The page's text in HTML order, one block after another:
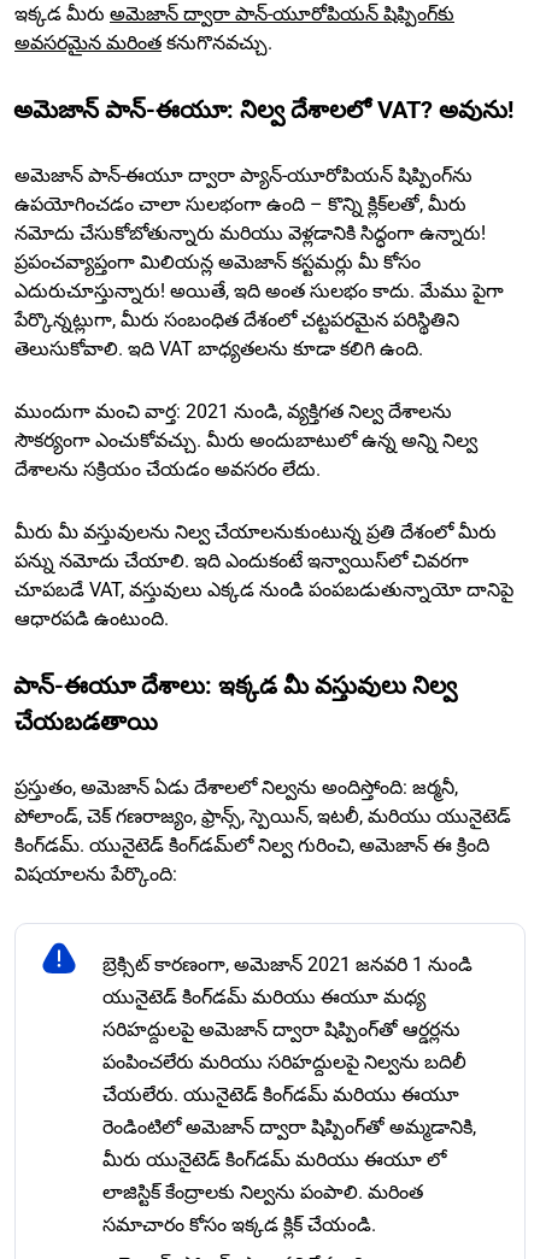
ఇక్కడ మీరు అమెజాన్ ద్వారా పాన్-యూరోపియన్ షిప్పింగ్‌కు
అవసరమైన మరింత కనుగొనవచ్చు.
అమెజాన్ పాన్-ఈయూ: నిల్వ దేశాలలో VAT? అవును!
అమెజాన్ పాన్-ఈయూ ద్వారా ప్యాన్-యూరోపియన్ షిప్పింగ్‌ను
ఉపయోగించడం చాలా సులభంగా ఉంది – కొన్ని క్లిక్‌లతో, మీరు
నమోదు చేసుకోబోతున్నారు మరియు వెళ్లడానికి సిద్ధంగా ఉన్నారు!
ప్రపంచవ్యాప్తంగా మిలియన్ల అమెజాన్ కస్టమర్లు మీ కోసం
ఎదురుచూస్తున్నారు! అయితే, ఇది అంత సులభం కాదు. మేము పైగా
పేర్కొన్నట్లుగా, మీరు సంబంధిత దేశంలో చట్టపరమైన పరిస్థితిని
తెలుసుకోవాలి. ఇది VAT బాధ్యతలను కూడా కలిగి ఉంది.
ముందుగా మంచి వార్త: 2021 నుండి, వ్యక్తిగత నిల్వ దేశాలను
సౌకర్యంగా ఎంచుకోవచ్చు. మీరు అందుబాటులో ఉన్న అన్ని నిల్వ
దేశాలను సక్రియం చేయడం అవసరం లేదు.
మీరు మీ వస్తువులను నిల్వ చేయాలనుకుంటున్న ప్రతి దేశంలో మీరు
పన్ను నమోదు చేయాలి. ఇది ఎందుకంటే ఇన్వాయిస్‌లో చివరగా
చూపబడే VAT, వస్తువులు ఎక్కడ నుండి పంపబడుతున్నాయో దానిపై
ఆధారపడి ఉంటుంది.
పాన్-ఈయూ దేశాలు: ఇక్కడ మీ వస్తువులు నిల్వ
చేయబడతాయి
ప్రస్తుతం, అమెజాన్ ఏడు దేశాలలో నిల్వను అందిస్తోంది: జర్మనీ,
పోలాండ్, చెక్ గణరాజ్యం, ఫ్రాన్స్, స్పెయిన్, ఇటలీ, మరియు యునైటెడ్
కింగ్‌డమ్. యునైటెడ్ కింగ్‌డమ్‌లో నిల్వ గురించి, అమెజాన్ ఈ క్రింది
విషయాలను పేర్కొంది:
బ్రెక్సిట్ కారణంగా, అమెజాన్ 2021 జనవరి 1 నుండి
యునైటెడ్ కింగ్‌డమ్ మరియు ఈయూ మధ్య
సరిహద్దులపై అమెజాన్ ద్వారా షిప్పింగ్‌తో ఆర్డర్లను
పంపించలేరు మరియు సరిహద్దులపై నిల్వను బదిలీ
చేయలేరు. యునైటెడ్ కింగ్‌డమ్ మరియు ఈయూ
రెండింటిలో అమెజాన్ ద్వారా షిప్పింగ్‌తో అమ్మడానికి,
మీరు యునైటెడ్ కింగ్‌డమ్ మరియు ఈయూ లో
లాజిస్టిక్ కేంద్రాలకు నిల్వను పంపాలి. మరింత
సమాచారం కోసం ఇక్కడ క్లిక్ చేయండి.